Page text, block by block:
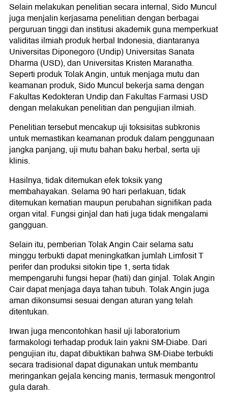
Selain melakukan penelitian secara internal, Sido Muncul
juga menjalin kerjasama penelitian dengan berbagai
perguruan tinggi dan institusi akademik guna memperkuat
validitas ilmiah produk herbal Indonesia, diantaranya
Universitas Diponegoro (Undip) Universitas Sanata
Dharma (USD), dan Universitas Kristen Maranatha.
Seperti produk Tolak Angin, untuk menjaga mutu dan
keamanan produk, Sido Muncul bekerja sama dengan
Fakultas Kedokteran Undip dan Fakultas Farmasi USD
dengan melakukan penelitian dan pengujian ilmiah.
Penelitian tersebut mencakup uji toksisitas subkronis
untuk memastikan keamanan produk dalam penggunaan
jangka panjang, uji mutu bahan baku herbal, serta uji
klinis.
Hasilnya, tidak ditemukan efek toksik yang
membahayakan. Selama 90 hari perlakuan, tidak
ditemukan kematian maupun perubahan signifikan pada
organ vital. Fungsi ginjal dan hati juga tidak mengalami
gangguan.
Selain itu, pemberian Tolak Angin Cair selama satu
minggu terbukti dapat meningkatkan jumlah Limfosit T
perifer dan produksi sitokin tipe 1, serta tidak
mempengaruhi fungsi hepar (hati) dan ginjal. Tolak Angin
Cair dapat menjaga daya tahan tubuh. Tolak Angin juga
aman dikonsumsi sesuai dengan aturan yang telah
ditentukan.
Irwan juga mencontohkan hasil uji laboratorium
farmakologi terhadap produk lain yakni SM-Diabe. Dari
pengujian itu, dapat dibuktikan bahwa SM-Diabe terbukti
secara tradisional dapat digunakan untuk membantu
meringankan gejala kencing manis, termasuk mengontrol
gula darah.